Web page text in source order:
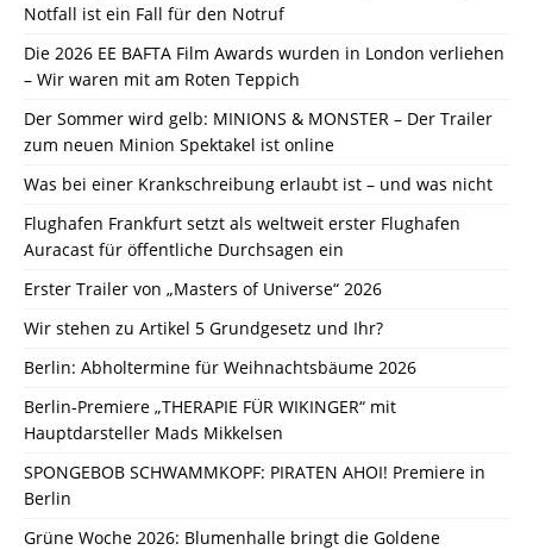
Notfall ist ein Fall für den Notruf
Die 2026 EE BAFTA Film Awards wurden in London verliehen
– Wir waren mit am Roten Teppich
Der Sommer wird gelb: MINIONS & MONSTER – Der Trailer
zum neuen Minion Spektakel ist online
Was bei einer Krankschreibung erlaubt ist – und was nicht
Flughafen Frankfurt setzt als weltweit erster Flughafen
Auracast für öffentliche Durchsagen ein
Erster Trailer von „Masters of Universe“ 2026
Wir stehen zu Artikel 5 Grundgesetz und Ihr?
Berlin: Abholtermine für Weihnachtsbäume 2026
Berlin-Premiere „THERAPIE FÜR WIKINGER“ mit
Hauptdarsteller Mads Mikkelsen
SPONGEBOB SCHWAMMKOPF: PIRATEN AHOI! Premiere in
Berlin
Grüne Woche 2026: Blumenhalle bringt die Goldene